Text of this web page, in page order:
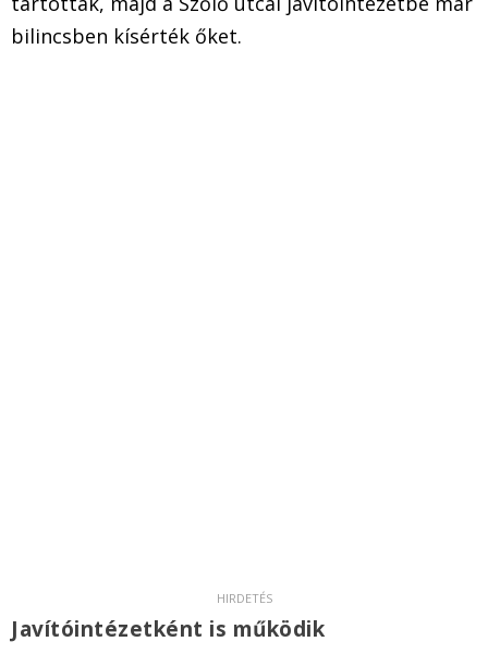
bilincsben kísérték őket.
Javítóintézetként is működik